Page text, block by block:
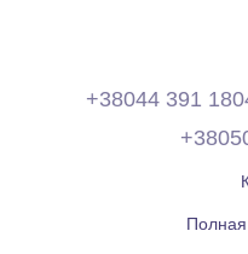
+38044 391
Полная